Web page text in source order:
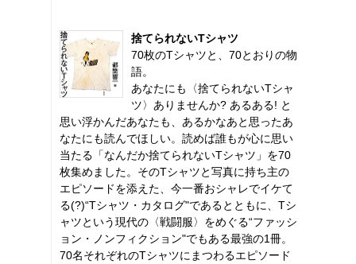
捨てられないTシャツ
70枚のTシャツと、70とおりの物
語。
あなたにも〈捨てられないTシャ
ツ〉ありませんか? あるある! と
思い浮かんだあなたも、あるかなあと思ったあ
なたにも読んでほしい。読めば誰もが心に思い
当たる「なんだか捨てられないTシャツ」を70
枚集めました。そのTシャツと写真に持ち主の
エピソードを添えた、今一番おシャレでイケて
る(?)“Tシャツ・カタログ"であるとともに、Tシ
ャツという現代の〈戦闘服〉をめぐる“ファッシ
ョン・ノンフィクション"でもある最強の1冊。
70名それぞれのTシャツにまつわるエピソード